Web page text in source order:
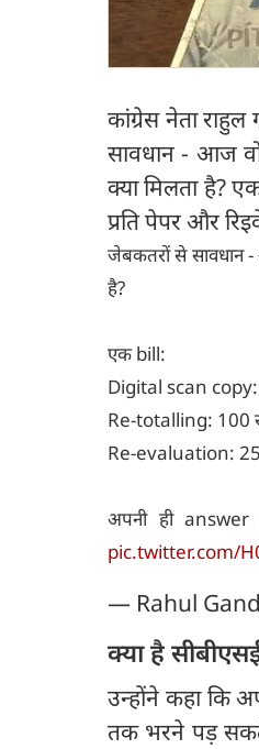
कांग्रेस नेता
सावधान - आज
क्या मिलता है?
प्रति पेपर और
जेबकतरों से सावधान
है?
एक bill:
Digital scan
Re-totalling: 100
Re-evaluation:
अपनी ही
pic.twitter.com/
— Rahul
क्या है
उन्होंने कहा कि
तक भरने पड़